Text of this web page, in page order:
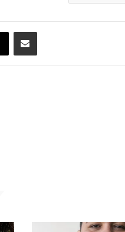
Compartilhar por e-mail